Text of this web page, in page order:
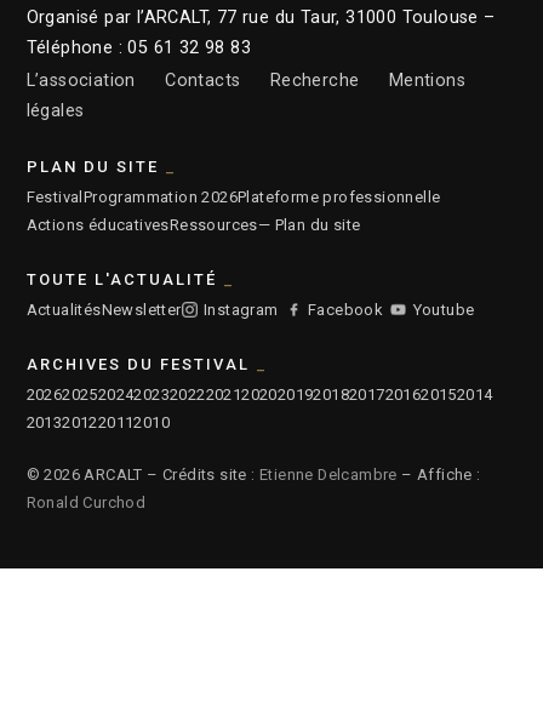
Organisé par l’ARCALT, 77 rue du Taur, 31000 Toulouse –
Téléphone : 05 61 32 98 83
L’association
Contacts Recherche
Mentions
légales
PLAN DU SITE
Festival Programmation 2026Plateforme professionnelle
Actions éducativesRessources— Plan du site
TOUTE L'ACTUALITÉ
ActualitésNewsletter Instagram Facebook Youtube
ARCHIVES DU FESTIVAL
2026202520242023202220212020201920182017201620152014
2013201220112010
© 2026 ARCALT – Crédits site : Etienne Delcambre – Affiche :
Ronald Curchod